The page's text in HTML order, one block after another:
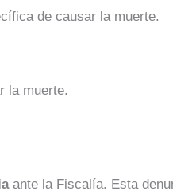
de causar la muerte.
la muerte.
ante la Fiscalía. Esta